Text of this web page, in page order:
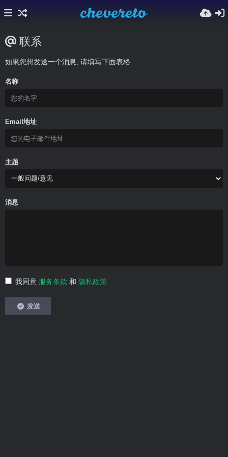
联系
如果您想发送一个消息, 请填写下面表格.
名称
Email地址
主题
消息
我同意 服务条款 和 隐私政策
发送